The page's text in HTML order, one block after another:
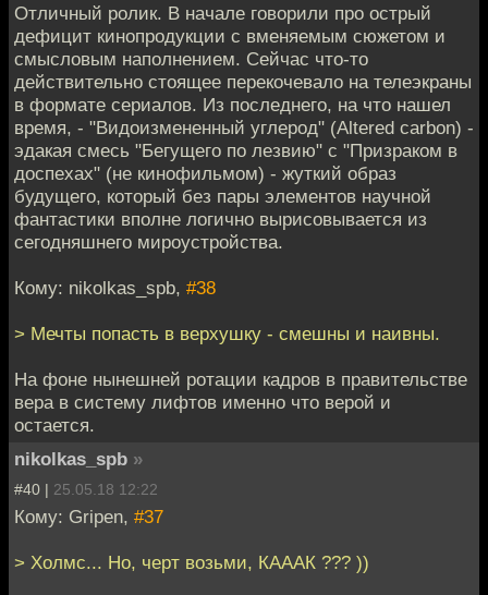
Отличный ролик. В начале говорили про острый
дефицит кинопродукции с вменяемым сюжетом и
смысловым наполнением. Сейчас что-то
действительно стоящее перекочевало на телеэкраны
в формате сериалов. Из последнего, на что нашел
время, - "Видоизмененный углерод" (Altered carbon) -
эдакая смесь "Бегущего по лезвию" с "Призраком в
доспехах" (не кинофильмом) - жуткий образ
будущего, который без пары элементов научной
фантастики вполне логично вырисовывается из
сегодняшнего мироустройства.
Кому: nikolkas_spb, #38
> Мечты попасть в верхушку - смешны и наивны.
На фоне нынешней ротации кадров в правительстве
вера в систему лифтов именно что верой и
остается.
nikolkas_spb »
#40 | 25.05.18 12:22
Кому: Gripen, #37
> Холмс... Но, черт возьми, КАААК ??? ))